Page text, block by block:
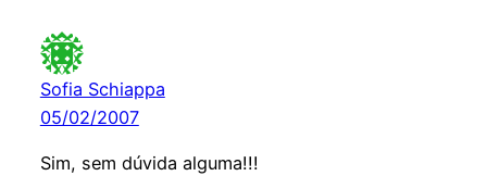
Sofia Schiappa
05/02/2007
Sim, sem dúvida alguma!!!